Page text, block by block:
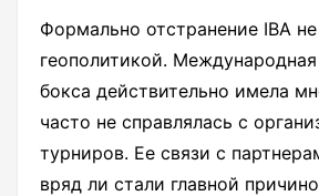
Формально отстранение IBA
геополитикой.
бокса действительно имела
часто не справлялась с
турниров. Ее связи с
вряд ли стали главной